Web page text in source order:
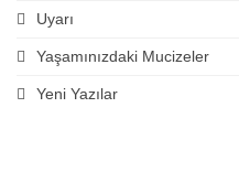
Uyarı
Yaşamınızdaki Mucizeler
Yeni Yazılar